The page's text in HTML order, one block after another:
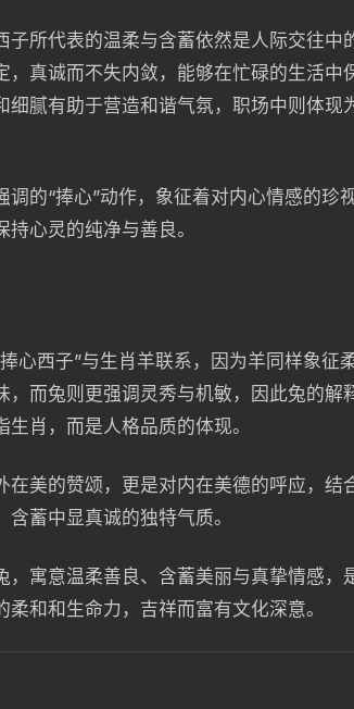
子所代表的温柔与含蓄依然是人际交往中
，真诚而不失内敛，能够在忙碌的生活中
细腻有助于营造和谐气氛，职场中则体现
调的“捧心”动作，象征着对内心情感的珍
心灵的纯净与善良。
心西子”与生肖羊联系，因为羊同样象征
，而兔则更强调灵秀与机敏，因此兔的解
肖，而是人格品质的体现。
在美的赞颂，更是对内在美德的呼应，结
蓄中显真诚的独特气质。
，寓意温柔善良、含蓄美丽与真挚情感，
柔和和生命力，吉祥而富有文化深意。